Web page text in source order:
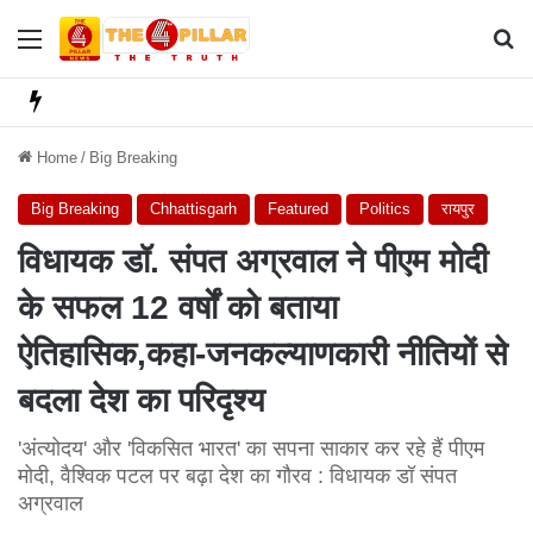
Menu
Home / Big Breaking
Big Breaking Chhattisgarh Featured Politics रायपुर
विधायक डॉ. संपत अग्रवाल ने पीएम मोदी
के सफल 12 वर्षों को बताया
ऐतिहासिक,कहा-जनकल्याणकारी नीतियों से
बदला देश का परिदृश्य
'अंत्योदय' और 'विकसित भारत' का सपना साकार कर रहे हैं पीएम
मोदी, वैश्विक पटल पर बढ़ा देश का गौरव : विधायक डॉ संपत
अग्रवाल